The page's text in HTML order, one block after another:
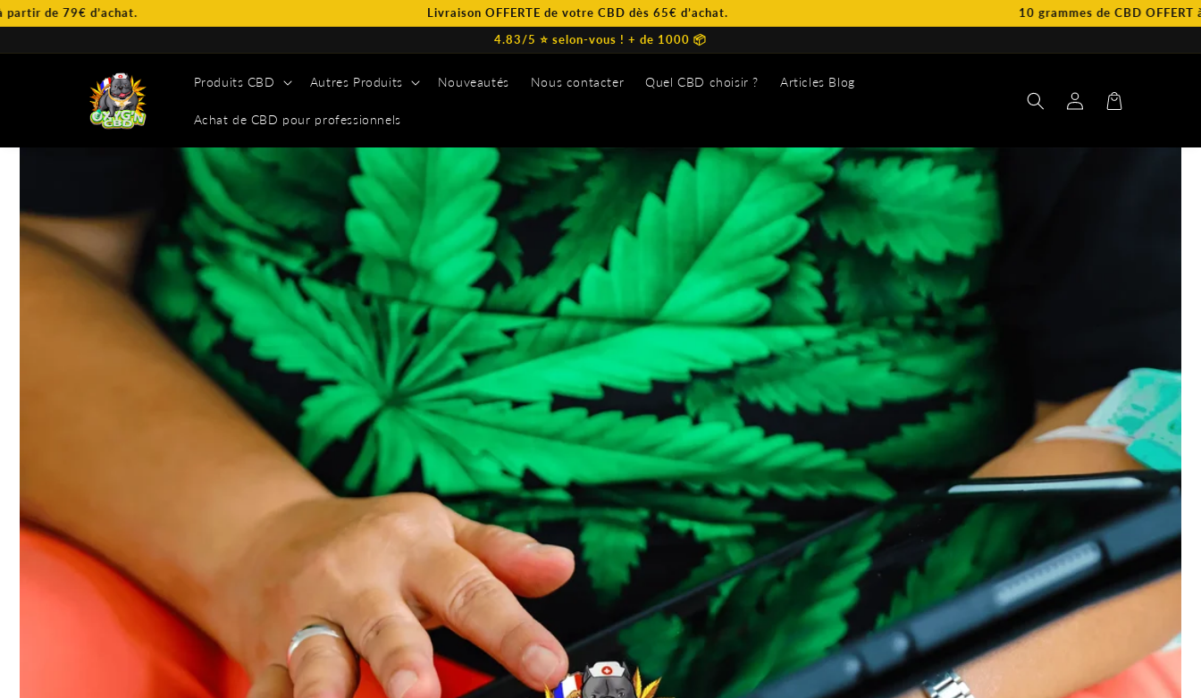
passer
contenu
Livraison OFFERTE de votre CBD dès 65€ d’achat.
10 grammes de CBD OFFERT à partir de 79€
4.83/5 ⭐️ selon-vous ! + de 1000 📦
Produits CBD Autres Produits Nouveautés Nous contacter Quel CBD choisir ? Articles Blog
Achat de CBD pour professionnels
Connexion Panier